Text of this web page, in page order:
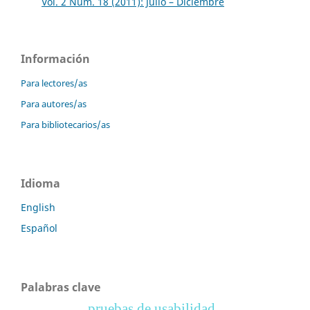
Información
Para lectores/as
Para autores/as
Para bibliotecarios/as
Idioma
English
Español
Palabras clave